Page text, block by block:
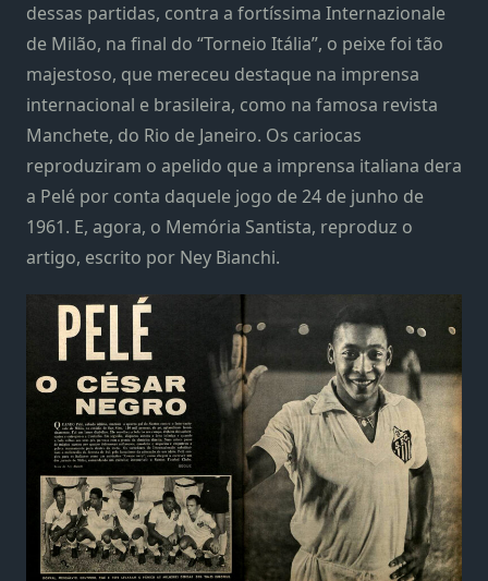
dessas partidas, contra a fortíssima Internazionale
de Milão, na final do “Torneio Itália”, o peixe foi tão
majestoso, que mereceu destaque na imprensa
internacional e brasileira, como na famosa revista
Manchete, do Rio de Janeiro. Os cariocas
reproduziram o apelido que a imprensa italiana dera
a Pelé por conta daquele jogo de 24 de junho de
1961. E, agora, o Memória Santista, reproduz o
artigo, escrito por Ney Bianchi.